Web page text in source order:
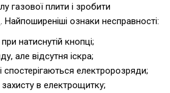
газової плити і зробити
Найпоширеніші ознаки несправності:
натиснутій кнопці;
але відсутня іскра;
спостерігаються електророзряди;
в електрощитку;